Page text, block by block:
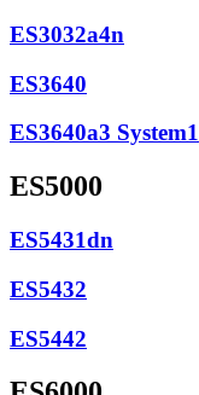
ES3032a4n
ES3640
ES3640a3 System1
ES5000
ES5431dn
ES5432
ES5442